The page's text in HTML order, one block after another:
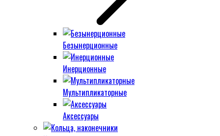
Безынерционные
Инерционные
Мультипликаторные
Аксессуары